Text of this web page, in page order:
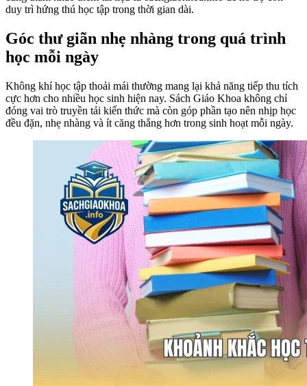
duy trì hứng thú học tập trong thời gian dài.
Góc thư giãn nhẹ nhàng trong quá trình
học mỗi ngày
Không khí học tập thoải mái thường mang lại khả năng tiếp thu tích
cực hơn cho nhiều học sinh hiện nay. Sách Giáo Khoa không chỉ
đóng vai trò truyền tải kiến thức mà còn góp phần tạo nên nhịp học
đều đặn, nhẹ nhàng và ít căng thẳng hơn trong sinh hoạt mỗi ngày.